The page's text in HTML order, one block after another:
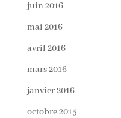
juin 2016
mai 2016
avril 2016
mars 2016
janvier 2016
octobre 2015